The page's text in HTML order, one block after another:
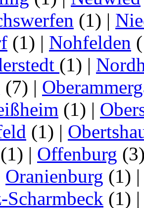
(1) |
(1) | Nohfelden
(1) |
(7) |
(1) |
(1) |
(1) | Offenburg
Oranienburg (1)
Scharmbeck (1)